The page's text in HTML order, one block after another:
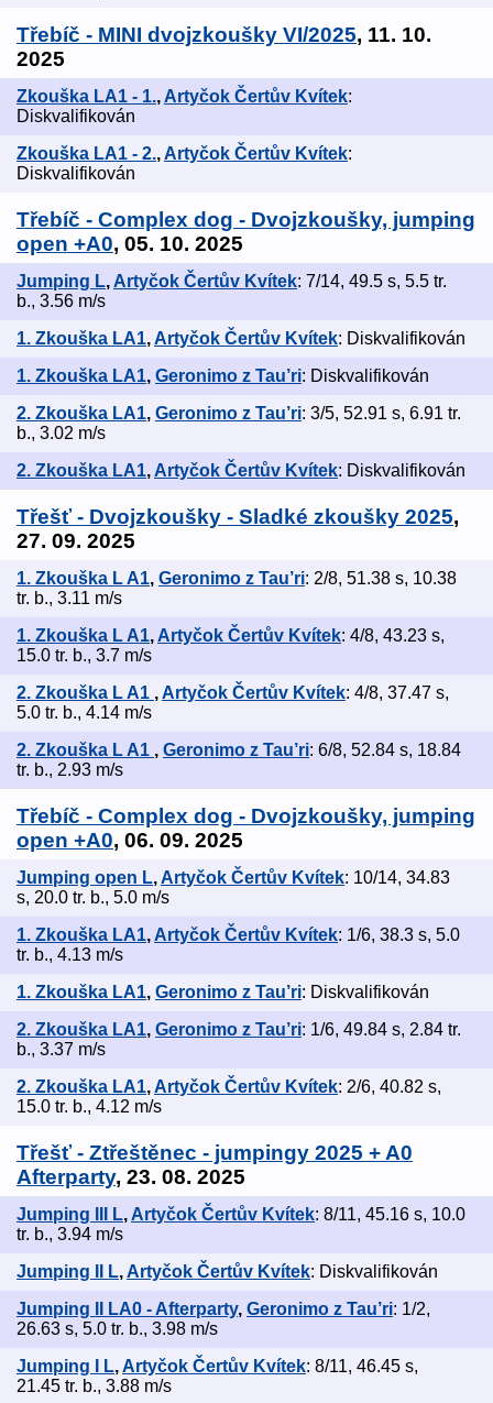
Třebíč - MINI dvojzkoušky VI/2025, 11. 10.
2025
Zkouška LA1 - 1., Artyčok Čertův Kvítek:
Diskvalifikován
Zkouška LA1 - 2.,Artyčok Čertův Kvítek:
Diskvalifikován
Třebíč - Complex dog - Dvojzkoušky, jumping
open +A0, 05. 10. 2025
Jumping L, Artyčok Čertův Kvítek: 7/14, 49.5 s, 5.5 tr.
b., 3.56 m/s
1. Zkouška LA1,Artyčok Čertův Kvítek: Diskvalifikován
1. Zkouška LA1, Geronimo z Tau’ri: Diskvalifikován
2. Zkouška LA1, Geronimo z Tau’ri: 3/5, 52.91 s, 6.91 tr.
b., 3.02 m/s
2. Zkouška LA1, Artyčok Čertův Kvítek: Diskvalifikován
Třešť - Dvojzkoušky - Sladké zkoušky 2025,
27. 09. 2025
1. Zkouška L A1, Geronimo z Tau’ri: 2/8, 51.38 s, 10.38
tr. b., 3.11 m/s
1. Zkouška L A1, Artyčok Čertův Kvítek: 4/8, 43.23 s,
15.0 tr. b., 3.7 m/s
2. Zkouška L A1 ,Artyčok Čertův Kvítek: 4/8, 37.47 s,
5.0 tr. b., 4.14 m/s
2. Zkouška L A1 , Geronimo z Tau’ri: 6/8, 52.84 s, 18.84
tr. b., 2.93 m/s
Třebíč - Complex dog - Dvojzkoušky, jumping
open +A0, 06. 09. 2025
Jumping open L,Artyčok Čertův Kvítek: 10/14, 34.83
s, 20.0 tr. b., 5.0 m/s
1. Zkouška LA1, Artyčok Čertův Kvítek: 1/6, 38.3 s, 5.0
tr. b., 4.13 m/s
1. Zkouška LA1, Geronimo z Tau’ri: Diskvalifikován
2. Zkouška LA1, Geronimo z Tau’ri: 1/6, 49.84 s, 2.84 tr.
b., 3.37 m/s
2. Zkouška LA1,Artyčok Čertův Kvítek: 2/6, 40.82 s,
15.0 tr. b., 4.12 m/s
Třešť - Ztřeštěnec - jumpingy 2025 + A0
Afterparty, 23. 08. 2025
Jumping III L, Artyčok Čertův Kvítek: 8/11, 45.16 s, 10.0
tr. b., 3.94 m/s
Jumping II L,Artyčok Čertův Kvítek: Diskvalifikován
Jumping II LA0 - Afterparty, Geronimo z Tau’ri: 1/2,
26.63 s, 5.0 tr. b., 3.98 m/s
Jumping I L,Artyčok Čertův Kvítek: 8/11, 46.45 s,
21.45 tr. b., 3.88 m/s